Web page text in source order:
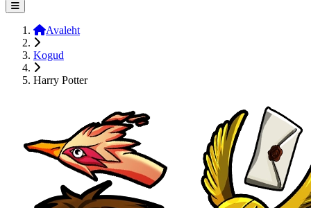
Avaleht
Kogud
Harry Potter